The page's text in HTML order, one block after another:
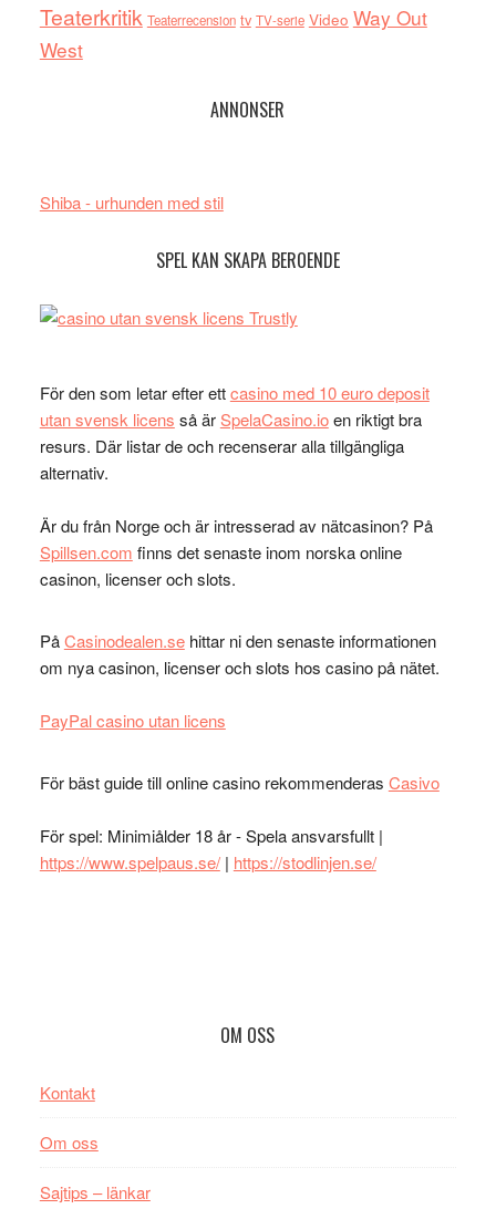
Teaterkritik Teaterrecension tv TV-serie Video Way Out
West
ANNONSER
Shiba - urhunden med stil
SPEL KAN SKAPA BEROENDE
För den som letar efter ettcasino med 10 euro deposit
utan svensk licens så ärSpelaCasino.ioen riktigt bra
resurs. Där listar de och recenserar alla tillgängliga
alternativ.
Är du från Norge och är intresserad av nätcasinon? På
Spillsen.com finns det senaste inom norska online
casinon, licenser och slots.
PåCasinodealen.sehittar ni den senaste informationen
om nya casinon, licenser och slots hos casino på nätet.
PayPal casino utan licens
För bäst guide till online casino rekommenderas Casivo
För spel: Minimiålder 18 år - Spela ansvarsfullt |
https://www.spelpaus.se/| https://stodlinjen.se/
OM OSS
Kontakt
Om oss
Sajtips – länkar